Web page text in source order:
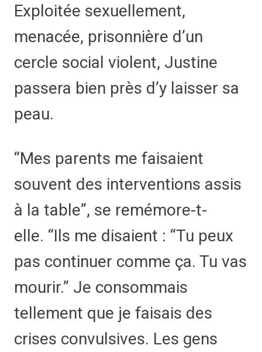
Exploitée sexuellement,
menacée, prisonnière d’un
cercle social violent, Justine
passera bien près d’y laisser sa
peau.
Mes parents me faisaient
souvent des interventions assis
à la table , se remémore-t-
elle.
Ils me disaient : “Tu peux
pas continuer comme ça. Tu vas
mourir.” Je consommais
tellement que je faisais des
crises convulsives. Les gens